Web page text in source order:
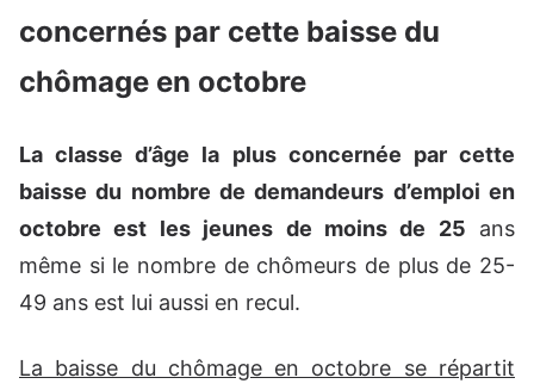
concernés par cette baisse du
chômage en octobre
La classe d’âge la plus concernée par cette
baisse du nombre de demandeurs d’emploi en
octobre est les jeunes de moins de 25 ans
même si le nombre de chômeurs de plus de 25-
49 ans est lui aussi en recul.
La baisse du chômage en octobre se répartit